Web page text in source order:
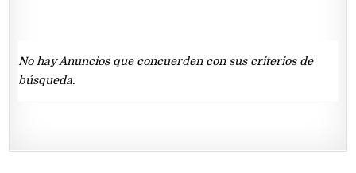
No hay Anuncios que concuerden con sus criterios de
búsqueda.